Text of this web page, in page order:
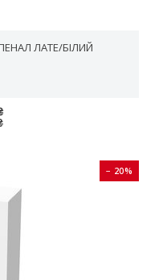
ПЕНАЛ ЛАТЕ/БІЛИЙ
− 20%